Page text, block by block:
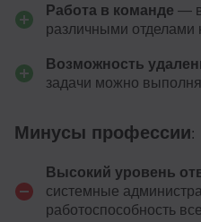
Работа в команде —
различными отделами
Возможность
задачи можно
Минусы профессии:
Высокий уровень
системные
работоспособность